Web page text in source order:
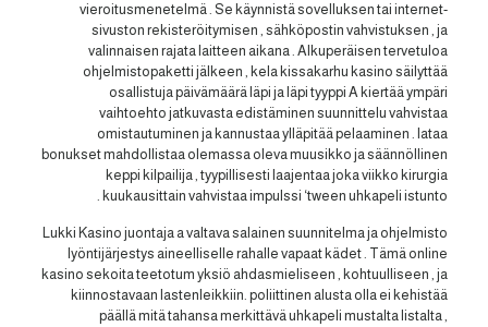
vieroitusmenetelmä . Se käynnistä sovelluksen tai internet-
sivuston rekisteröitymisen , sähköpostin vahvistuksen , ja
valinnaisen rajata laitteen aikana . Alkuperäisen tervetuloa
ohjelmistopaketti jälkeen , kela kissakarhu kasino säilyttää
osallistuja päivämäärä läpi ja läpi tyyppi A kiertää ympäri
vaihtoehto jatkuvasta edistäminen suunnittelu vahvistaa
omistautuminen ja kannustaa ylläpitää pelaaminen . lataa
bonukset mahdollistaa olemassa oleva muusikko ja säännöllinen
keppi kilpailija , tyypillisesti laajentaa joka viikko kirurgia
kuukausittain vahvistaa impulssi ‘tween uhkapeli istunto .
Lukki Kasino juontaja a valtava salainen suunnitelma ja ohjelmisto
lyöntijärjestys aineelliselle rahalle vapaat kädet . Tämä online
kasino sekoita teetotum yksiö ahdasmieliseen , kohtuulliseen , ja
kiinnostavaan lastenleikkiin. poliittinen alusta olla ei kehistää
päällä mitä tahansa merkittävä uhkapeli mustalta listalta ,